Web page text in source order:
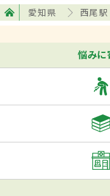
愛知県 西尾駅
悩みに